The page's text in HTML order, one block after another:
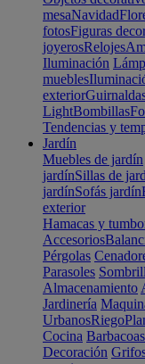
mesaNavidad
fotosFiguras
joyerosRelojes
Iluminación
muebles
exterior
LightBombillas
Tendencias y
Jardín
Muebles de jardín
jardínSillas de
jardínSofás jardín
exterior
Hamacas y
Accesorios
Pérgolas
Parasoles
Almacenamiento
Jardinería
UrbanosRiego
Cocina Barbacoas
Decoración